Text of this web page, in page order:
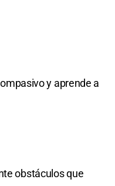
y aprende a
obstáculos que